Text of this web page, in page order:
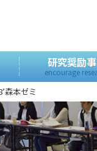
研究奨励
encourage
森本ゼミ